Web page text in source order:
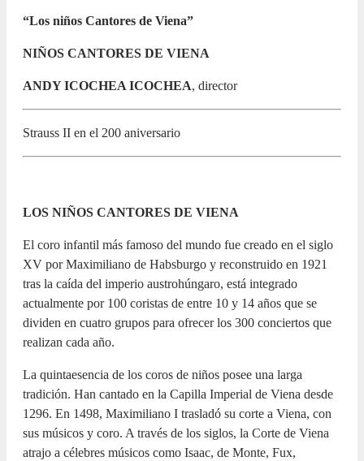
“Los niños Cantores de Viena”
NIÑOS CANTORES DE VIENA
ANDY ICOCHEA ICOCHEA, director
Strauss II en el 200 aniversario
LOS NIÑOS CANTORES DE VIENA
El coro infantil más famoso del mundo fue creado en el siglo
XV por Maximiliano de Habsburgo y reconstruido en 1921
tras la caída del imperio austrohúngaro, está integrado
actualmente por 100 coristas de entre 10 y 14 años que se
dividen en cuatro grupos para ofrecer los 300 conciertos que
realizan cada año.
La quintaesencia de los coros de niños posee una larga
tradición. Han cantado en la Capilla Imperial de Viena desde
1296. En 1498, Maximiliano I trasladó su corte a Viena, con
sus músicos y coro. A través de los siglos, la Corte de Viena
atrajo a célebres músicos como Isaac, de Monte, Fux,